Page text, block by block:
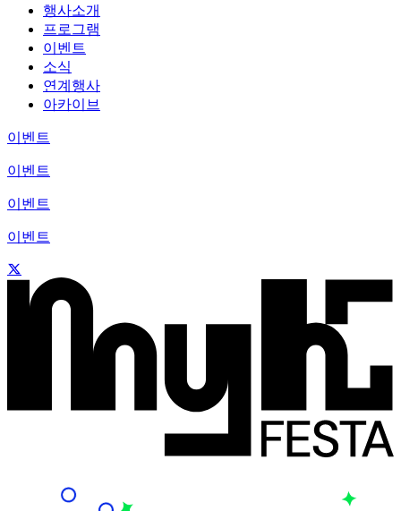
행사소개
프로그램
이벤트
소식
연계행사
아카이브
이벤트
이벤트
이벤트
이벤트